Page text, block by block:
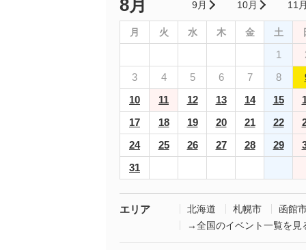
8月 9月 10月 11
月 火 水 木 金 土
1
3
4 5 6 7 8
10
11 12 13 14 15
17
18 19 20 21 22
24
25 26 27 28 29
31
エリア 北海道 札幌市
函館
→全国のイベント一覧を見